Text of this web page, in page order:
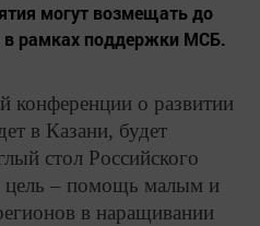
могут возмещать до
в рамках поддержки МСБ.
конференции о развитии
в Казани, будет
стол Российского
цель – помощь малым и
в наращивании